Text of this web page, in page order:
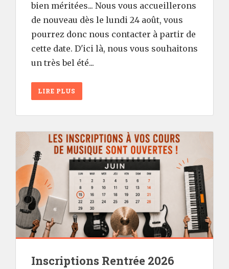
bien méritées... Nous vous accueillerons
de nouveau dès le lundi 24 août, vous
pourrez donc nous contacter à partir de
cette date. D'ici là, nous vous souhaitons
un très bel été...
LIRE PLUS
Inscriptions Rentrée 2026